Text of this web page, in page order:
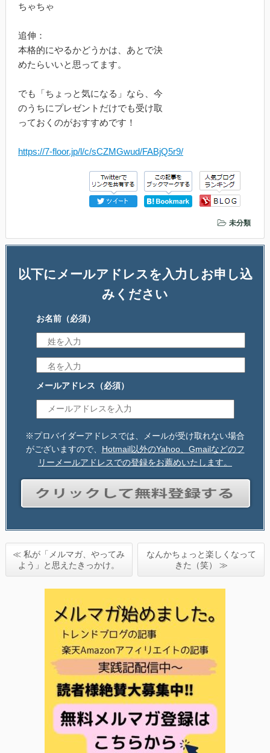
ちゃちゃ
追伸：
本格的にやるかどうかは、あとで決
めたらいいと思ってます。
でも「ちょっと気になる」なら、今
のうちにプレゼントだけでも受け取
っておくのがおすすめです！
https://7-floor.jp/l/c/sCZMGwud/FABjQ5r9/
未分類
以下にメールアドレスを入力しお申し込
みください
お名前（必須）
メールアドレス （必須）
※プロバイダーアドレスでは、メールが受け取れない場合
がございますので、 Hotmail以外のYahoo、Gmailなどのフ
リーメールアドレスでの登録をお薦めいたします。
≪ 私が「メルマガ、やってみ
よう」と思えたきっかけ。
なんかちょっと楽しくなって
きた（笑） ≫